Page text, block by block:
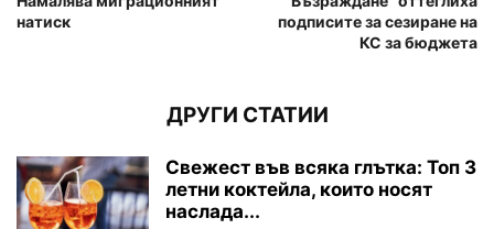
натиск
подписите за сезиране на
КС за бюджета
ДРУГИ СТАТИИ
Свежест във всяка глътка: Топ 3
летни коктейла, които носят
наслада...